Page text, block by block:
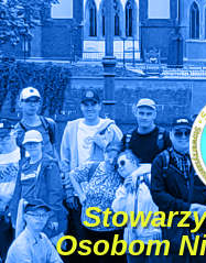
Osobom